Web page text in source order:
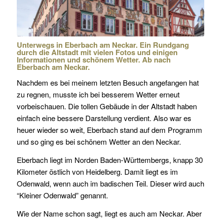
Unterwegs in Eberbach am Neckar. Ein Rundgang
durch die Altstadt mit vielen Fotos und einigen
Informationen und schönem Wetter. Ab nach
Eberbach am Neckar.
Nachdem es bei meinem letzten Besuch angefangen hat
zu regnen, musste ich bei besserem Wetter erneut
vorbeischauen. Die tollen Gebäude in der Altstadt haben
einfach eine bessere Darstellung verdient. Also war es
heuer wieder so weit, Eberbach stand auf dem Programm
und so ging es bei schönem Wetter an den Neckar.
Eberbach liegt im Norden Baden-Württembergs, knapp 30
Kilometer östlich von Heidelberg. Damit liegt es im
Odenwald, wenn auch im badischen Teil. Dieser wird auch
“Kleiner Odenwald” genannt.
Wie der Name schon sagt, liegt es auch am Neckar. Aber